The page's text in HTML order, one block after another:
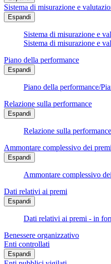
Sistema di misurazione e
Espandi
Sistema di misurazione e
Sistema di misurazione e
Piano della performance
Espandi
Piano della performance/
Relazione sulla performance
Espandi
Relazione sulla performance
Ammontare complessivo dei premi
Espandi
Ammontare complessivo
Dati relativi ai premi
Espandi
Dati relativi ai premi - in
Benessere organizzativo
Enti controllati
Espandi